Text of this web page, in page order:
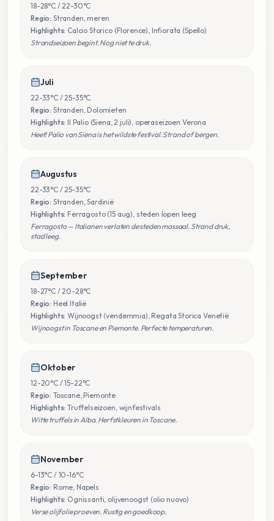
18-28°C / 22-30°C
Regio: Stranden, meren
Highlights: Calcio Storico (Florence), Infiorata (Spello)
Strandseizoen begint. Nog niet te druk.
Juli
22-33°C / 25-35°C
Regio: Stranden, Dolomieten
Highlights: Il Palio (Siena, 2 juli), operaseizoen Verona
Heet! Palio van Siena is het wildste festival. Strand of bergen.
Augustus
22-33°C / 25-35°C
Regio: Stranden, Sardinië
Highlights: Ferragosto (15 aug), steden lopen leeg
Ferragosto — Italianen verlaten de steden massaal. Strand druk,
stad leeg.
September
18-27°C / 20-28°C
Regio: Heel Italië
Highlights: Wijnoogst (vendemmia), Regata Storica Venetië
Wijnoogst in Toscane en Piemonte. Perfecte temperaturen.
Oktober
12-20°C / 15-22°C
Regio: Toscane, Piemonte
Highlights: Truffelseizoen, wijnfestivals
Witte truffels in Alba. Herfstkleuren in Toscane.
November
6-13°C / 10-16°C
Regio: Rome, Napels
Highlights: Ognissanti, olijvenoogst (olio nuovo)
Verse olijfolie proeven. Rustig en goedkoop.